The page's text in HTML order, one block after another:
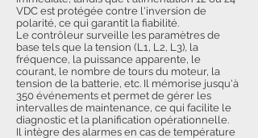
VDC est protégée contre l'inversion de
polarité, ce qui garantit la fiabilité.
Le contrôleur surveille les paramètres de
base tels que la tension (L1, L2, L3), la
fréquence, la puissance apparente, le
courant, le nombre de tours du moteur, la
tension de la batterie, etc. Il mémorise jusqu'à
350 événements et permet de gérer les
intervalles de maintenance, ce qui facilite le
diagnostic et la planification opérationnelle.
Il intègre des alarmes en cas de température